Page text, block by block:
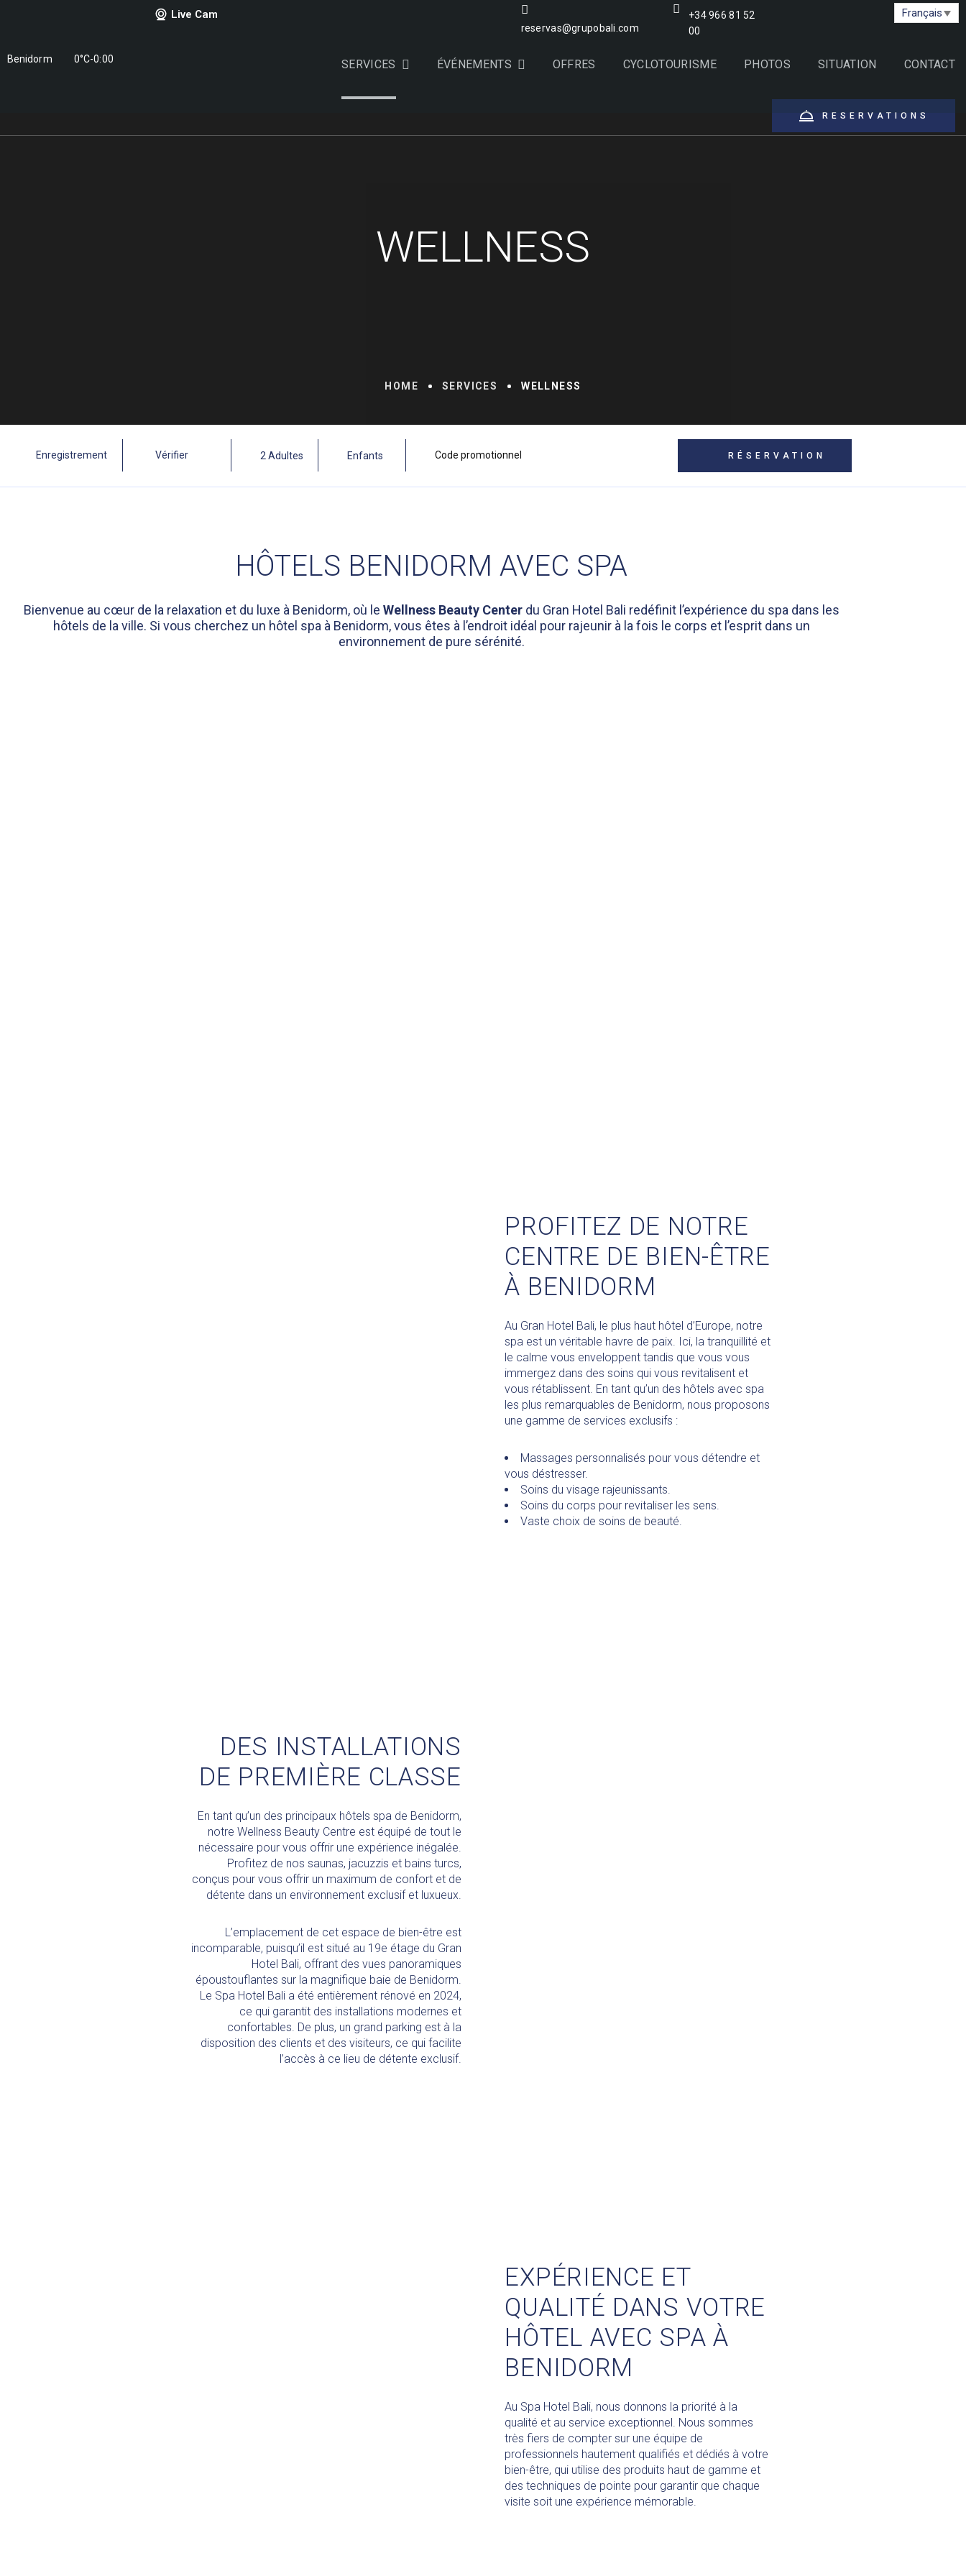
Benidorm 0°C-0:00
Live Cam
reservas@grupobali.com
+34 966 81 52
00
Français
SERVICES ÉVÉNEMENTS OFFRES CYCLOTOURISME PHOTOS SITUATION CONTACT
RESERVATIONS
WELLNESS
HOME SERVICES WELLNESS
RÉSERVATION
HÔTELS BENIDORM AVEC SPA
Bienvenue au cœur de la relaxation et du luxe à Benidorm, où le Wellness Beauty Centerdu Gran Hotel Bali redéfinit l’expérience du spa dans les
hôtels de la ville. Si vous cherchez un hôtel spa à Benidorm, vous êtes à l’endroit idéal pour rajeunir à la fois le corps et l’esprit dans un
environnement de pure sérénité.
PROFITEZ DE NOTRE
CENTRE DE BIEN-ÊTRE
À BENIDORM
Au Gran Hotel Bali, le plus haut hôtel d’Europe, notre
spa est un véritable havre de paix. Ici, la tranquillité et
le calme vous enveloppent tandis que vous vous
immergez dans des soins qui vous revitalisent et
vous rétablissent. En tant qu’un des hôtels avec spa
les plus remarquables de Benidorm, nous proposons
une gamme de services exclusifs :
Massages personnalisés pour vous détendre et
vous déstresser.
Soins du visage rajeunissants.
Soins du corps pour revitaliser les sens.
Vaste choix de soins de beauté.
DES INSTALLATIONS
DE PREMIÈRE CLASSE
En tant qu’un des principaux hôtels spa de Benidorm,
notre Wellness Beauty Centre est équipé de tout le
nécessaire pour vous offrir une expérience inégalée.
Profitez de nos saunas, jacuzzis et bains turcs,
conçus pour vous offrir un maximum de confort et de
détente dans un environnement exclusif et luxueux.
L’emplacement de cet espace de bien-être est
incomparable, puisqu’il est situé au 19e étage du Gran
Hotel Bali, offrant des vues panoramiques
époustouflantes sur la magnifique baie de Benidorm.
Le Spa Hotel Bali a été entièrement rénové en 2024,
ce qui garantit des installations modernes et
confortables. De plus, un grand parking est à la
disposition des clients et des visiteurs, ce qui facilite
l’accès à ce lieu de détente exclusif.
EXPÉRIENCE ET
QUALITÉ DANS VOTRE
HÔTEL AVEC SPA À
BENIDORM
Au Spa Hotel Bali, nous donnons la priorité à la
qualité et au service exceptionnel. Nous sommes
très fiers de compter sur une équipe de
professionnels hautement qualifiés et dédiés à votre
bien-être, qui utilise des produits haut de gamme et
des techniques de pointe pour garantir que chaque
visite soit une expérience mémorable.